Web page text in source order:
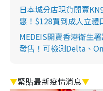
日本城分店現貨開賣
惠！$128買到成人立
MEDEIS開賣香港衛生
發售！可檢測Delta、
▼緊貼最新疫情消息▼